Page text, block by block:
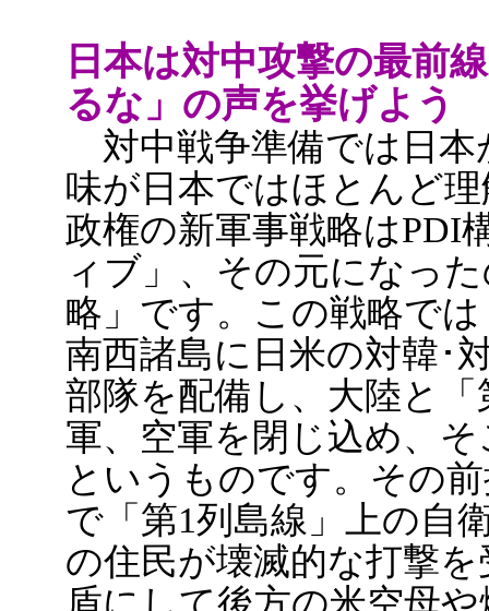
日本は対中攻撃の最前
るな」の声を挙げよう
対中戦争準備では日本
味が日本ではほとんど
政権の新軍事戦略はPDI
ィブ」、その元になっ
略」です。この戦略で
南西諸島に日米の対韓･
部隊を配備し、大陸と
軍、空軍を閉じ込め、
というものです。その
で「第1列島線」上の自
の住民が壊滅的な打撃
盾にして後方の米空母